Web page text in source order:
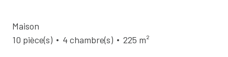
Maison
10 pièce(s)
4 chambre(s) 225 m²